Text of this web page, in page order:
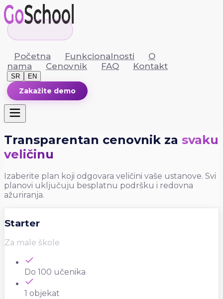
Početna Funkcionalnosti
O
nama
Cenovnik FAQ Kontakt
SR EN
Zakažite demo
Transparentan cenovnik za svaku
veličinu
Izaberite plan koji odgovara veličini vaše ustanove. Svi
planovi uključuju besplatnu podršku i redovna
ažuriranja.
Starter
Za male škole
Do 100 učenika
1 objekat